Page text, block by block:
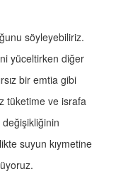
söyleyebiliriz.
yüceltirken diğer
bir emtia gibi
tüketime ve israfa
suyun kıymetine